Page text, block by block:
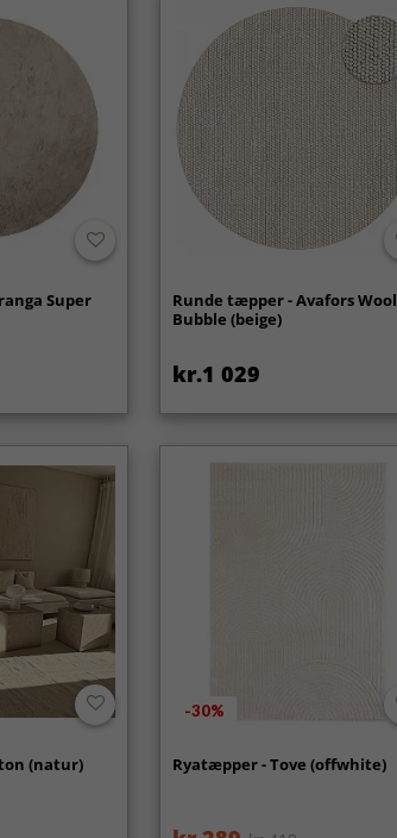
Super
Runde tæpper - Avafors Wool
Bubble (beige)
kr.1 029
(natur)
-30%
Ryatæpper - Tove (offwhite)